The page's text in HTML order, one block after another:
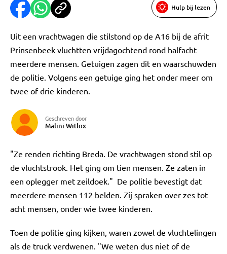
Hulp bij lezen
Uit een vrachtwagen die stilstond op de A16 bij de afrit
Prinsenbeek vluchtten vrijdagochtend rond halfacht
meerdere mensen. Getuigen zagen dit en waarschuwden
de politie. Volgens een getuige ging het onder meer om
twee of drie kinderen.
Geschreven door
Malini Witlox
"Ze renden richting Breda. De vrachtwagen stond stil op
de vluchtstrook. Het ging om tien mensen. Ze zaten in
een oplegger met zeildoek." De politie bevestigt dat
meerdere mensen 112 belden. Zij spraken over zes tot
acht mensen, onder wie twee kinderen.
Toen de politie ging kijken, waren zowel de vluchtelingen
als de truck verdwenen. "We weten dus niet of de